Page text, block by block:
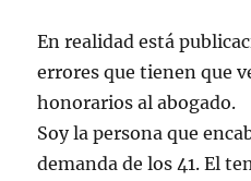
En realidad está
errores que tienen que
honorarios al abogado.
Soy la persona que
demanda de los 41. El